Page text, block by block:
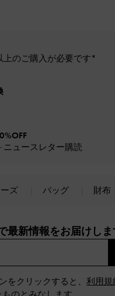
上のご購入が必要です*
ニュースレター購読
ズ バッグ 財布
最新情報をお届けしま
をクリックすると、 利用規